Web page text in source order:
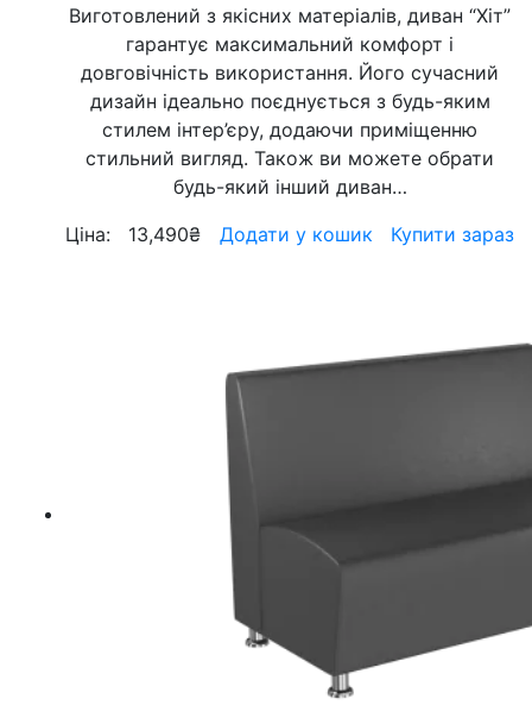
Виготовлений з якісних матеріалів, диван “Хіт”
гарантує максимальний комфорт і
довговічність використання. Його сучасний
дизайн ідеально поєднується з будь-яким
стилем інтер’єру, додаючи приміщенню
стильний вигляд. Також ви можете обрати
будь-який інший диван…
Ціна:
13,490₴ Додати у кошик Купити зараз